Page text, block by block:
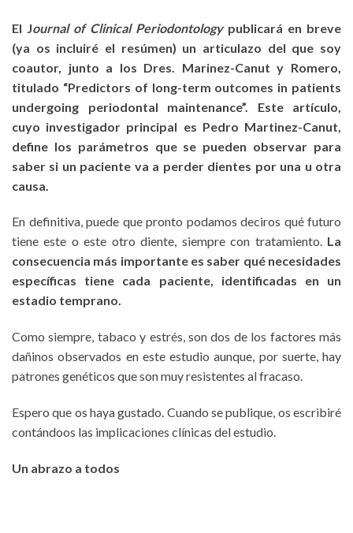
El Journal of Clinical Periodontologypublicará en breve
(ya os incluiré el resúmen) un articulazo del que soy
coautor, junto a los Dres. Marinez-Canut y Romero,
titulado “Predictors of long-term outcomes in patients
undergoing periodontal maintenance”. Este artículo,
cuyo investigador principal es Pedro Martinez-Canut,
define los parámetros que se pueden observar para
saber si un paciente va a perder dientes por una u otra
causa.
En definitiva, puede que pronto podamos deciros qué futuro
tiene este o este otro diente, siempre con tratamiento. La
consecuencia más importante es saber qué necesidades
específicas tiene cada paciente, identificadas en un
estadio temprano.
Como siempre, tabaco y estrés, son dos de los factores más
dañinos observados en este estudio aunque, por suerte, hay
patrones genéticos que son muy resistentes al fracaso.
Espero que os haya gustado. Cuando se publique, os escribiré
contándoos las implicaciones clínicas del estudio.
Un abrazo a todos